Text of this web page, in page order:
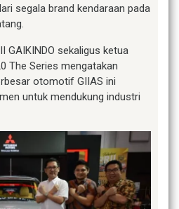
segala brand kendaraan pada
GAIKINDO sekaligus ketua
The Series mengatakan
otomotif GIIAS ini
untuk mendukung industri